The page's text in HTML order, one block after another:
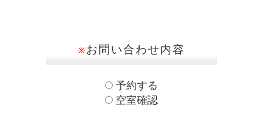
※お問い合わせ内容
予約する
空室確認